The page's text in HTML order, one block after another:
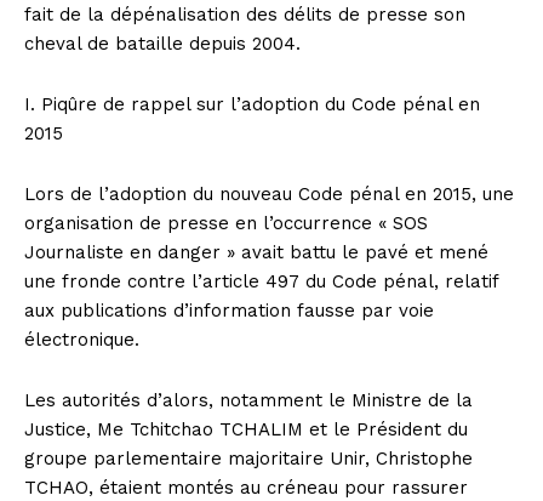
fait de la dépénalisation des délits de presse son
cheval de bataille depuis 2004.
I. Piqûre de rappel sur l’adoption du Code pénal en
2015
Lors de l’adoption du nouveau Code pénal en 2015, une
organisation de presse en l’occurrence « SOS
Journaliste en danger » avait battu le pavé et mené
une fronde contre l’article 497 du Code pénal, relatif
aux publications d’information fausse par voie
électronique.
Les autorités d’alors, notamment le Ministre de la
Justice, Me Tchitchao TCHALIM et le Président du
groupe parlementaire majoritaire Unir, Christophe
TCHAO, étaient montés au créneau pour rassurer